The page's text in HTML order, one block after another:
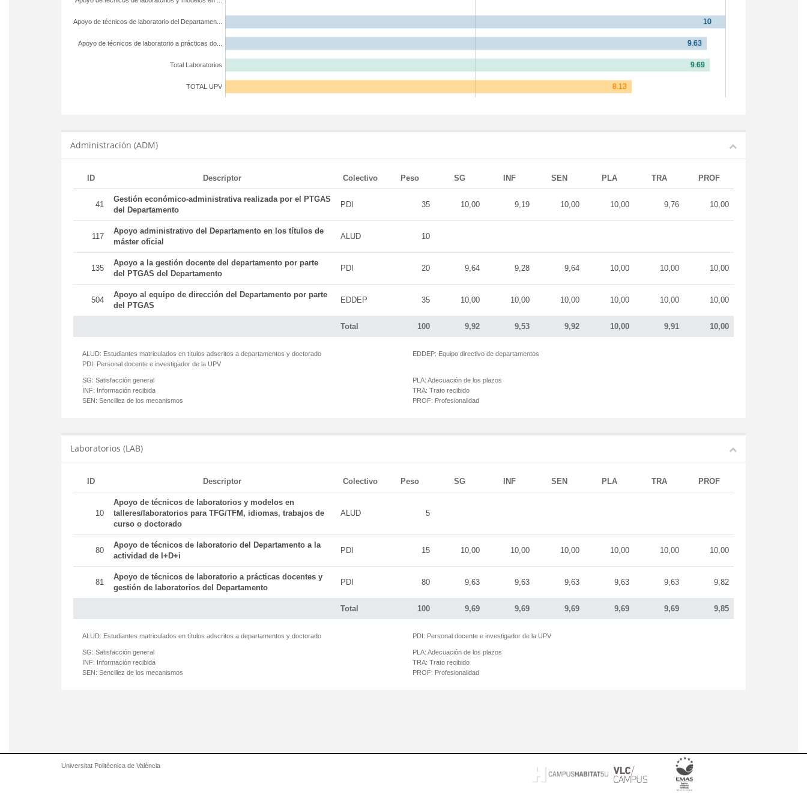
TOTAL UPV
Total Laboratorios
Apoyo de técnicos de laboratorio a prácticas do...
Apoyo de técnicos de laboratorio del Departamen...
Administración (ADM)
ID Descriptor Colectivo Peso SG INF SEN PLA TRA PROF
Total 100 9,92 9,53 9,92 10,00 9,91 10,00
41
Gestión económico-administrativa realizada por el PTGAS
del Departamento
PDI 35 10,00 9,19 10,00 10,00 9,76 10,00
117
Apoyo administrativo del Departamento en los títulos de
máster oficial
ALUD 10
135
Apoyo a la gestión docente del departamento por parte
del PTGAS del Departamento
PDI 20 9,64 9,28 9,64 10,00 10,00 10,00
504
Apoyo al equipo de dirección del Departamento por parte
del PTGAS
EDDEP 35 10,00 10,00 10,00 10,00 10,00 10,00
ALUD: Estudiantes matriculados en títulos adscritos a departamentos y doctorado
PDI: Personal docente e investigador de la UPV
EDDEP: Equipo directivo de departamentos
SG: Satisfacción general
INF: Información recibida
SEN: Sencillez de los mecanismos
PLA: Adecuación de los plazos
TRA: Trato recibido
PROF: Profesionalidad
Laboratorios (LAB)
ID Descriptor Colectivo Peso SG INF SEN PLA TRA PROF
Total 100 9,69 9,69 9,69 9,69 9,69 9,85
10
Apoyo de técnicos de laboratorios y modelos en
talleres/laboratorios para TFG/TFM, idiomas, trabajos de
curso o doctorado
ALUD 5
80
Apoyo de técnicos de laboratorio del Departamento a la
actividad de I+D+i
PDI 15 10,00 10,00 10,00 10,00 10,00 10,00
81
Apoyo de técnicos de laboratorio a prácticas docentes y
gestión de laboratorios del Departamento
PDI 80 9,63 9,63 9,63 9,63 9,63 9,82
ALUD: Estudiantes matriculados en títulos adscritos a departamentos y doctorado PDI: Personal docente e investigador de la UPV
SG: Satisfacción general
INF: Información recibida
SEN: Sencillez de los mecanismos
PLA: Adecuación de los plazos
TRA: Trato recibido
PROF: Profesionalidad
Universitat Politècnica de València